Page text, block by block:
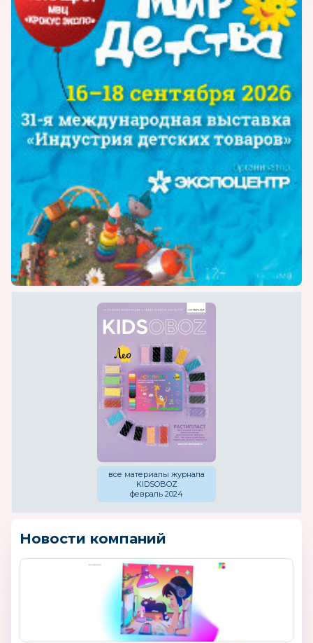
все материалы журнала
KIDSOBOZ
февраль 2024
Новости компаний